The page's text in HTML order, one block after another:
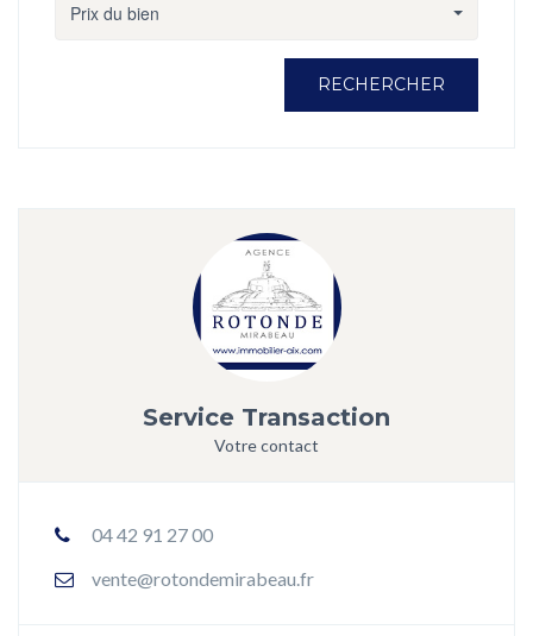
Prix du bien
RECHERCHER
Service Transaction
Votre contact
04 42 91 27 00
vente@rotondemirabeau.fr